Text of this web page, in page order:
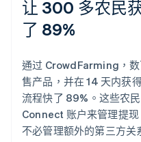
让 300 多农民
了 89%
通过 CrowdFarming，
售产品，并在 14 天内
流程快了 89%。这些农
Connect 账户来管理提
不必管理额外的第三方关